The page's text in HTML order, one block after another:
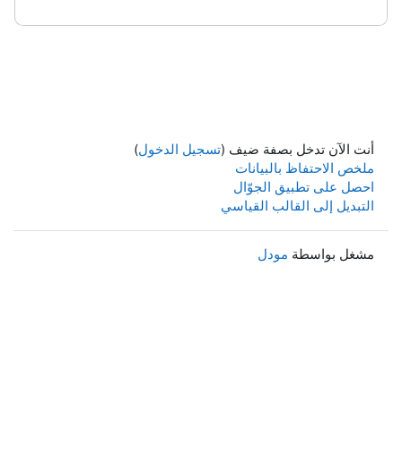
أنت الآن تدخل بصفة ضيف (تسجيل الدخول)
ملخص الاحتفاظ بالبيانات
احصل على تطبيق الجوّال
التبديل إلى القالب القياسي
مشغل بواسطة مودل